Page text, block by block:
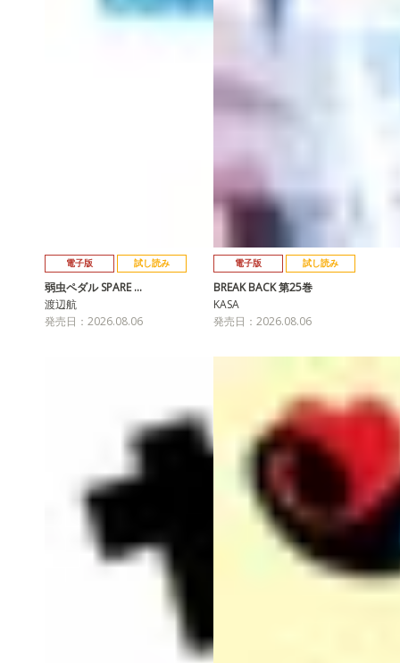
電子版 試し読み
弱虫ペダル SPARE …
渡辺航
発売日：2026.08.06
電子版 試し読み
BREAK BACK 第25巻
KASA
発売日：2026.08.06